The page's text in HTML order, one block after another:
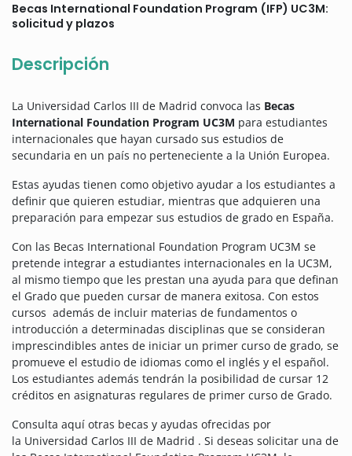
Becas International Foundation Program (IFP) UC3M:
solicitud y plazos
Descripción
La Universidad Carlos III de Madrid convoca las Becas
International Foundation Program UC3M para estudiantes
internacionales que hayan cursado sus estudios de
secundaria en un país no perteneciente a la Unión Europea.
Estas ayudas tienen como objetivo ayudar a los estudiantes a
definir que quieren estudiar, mientras que adquieren una
preparación para empezar sus estudios de grado en España.
Con las Becas International Foundation Program UC3M se
pretende integrar a estudiantes internacionales en la UC3M,
al mismo tiempo que les prestan una ayuda para que definan
el Grado que pueden cursar de manera exitosa. Con estos
cursos además de incluir materias de fundamentos o
introducción a determinadas disciplinas que se consideran
imprescindibles antes de iniciar un primer curso de grado, se
promueve el estudio de idiomas como el inglés y el español.
Los estudiantes además tendrán la posibilidad de cursar 12
créditos en asignaturas regulares de primer curso de Grado.
Consulta aquí otras becas y ayudas ofrecidas por
la Universidad Carlos III de Madrid . Si deseas solicitar una de